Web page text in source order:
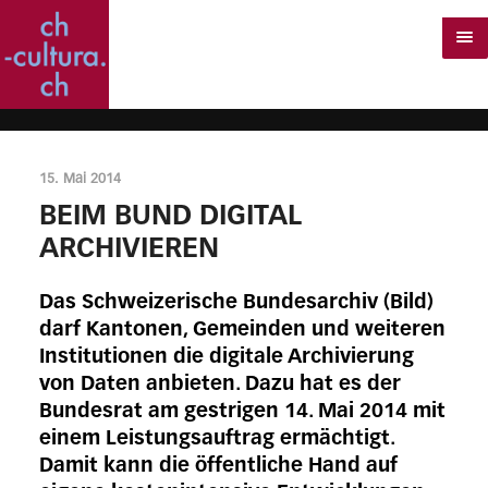
15. Mai 2014
BEIM BUND DIGITAL
ARCHIVIEREN
Das Schweizerische Bundesarchiv (Bild)
darf Kantonen, Gemeinden und weiteren
Institutionen die digitale Archivierung
von Daten anbieten. Dazu hat es der
Bundesrat am gestrigen 14. Mai 2014 mit
einem Leistungsauftrag ermächtigt.
Damit kann die öffentliche Hand auf